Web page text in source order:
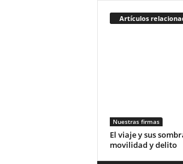
Artículos
Nuestras firmas
El viaje y sus
movilidad y delito